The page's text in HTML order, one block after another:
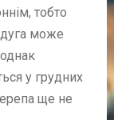
тобто
може
у грудних
ще не